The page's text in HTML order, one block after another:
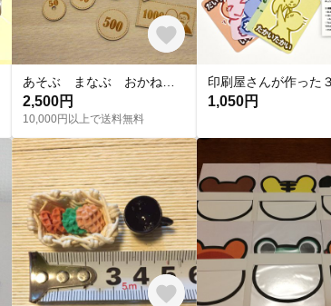
2,500円
10,000円以上で送料無料
1,050円